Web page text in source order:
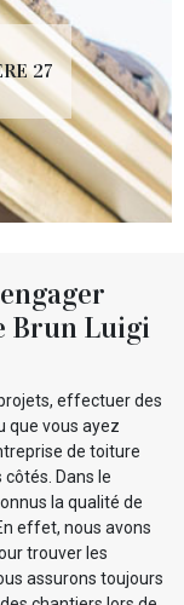
27
Brun Luigi
effectuer des
que vous ayez
de toiture
côtés. Dans le
la qualité de
effet, nous avons
trouver les
assurons toujours